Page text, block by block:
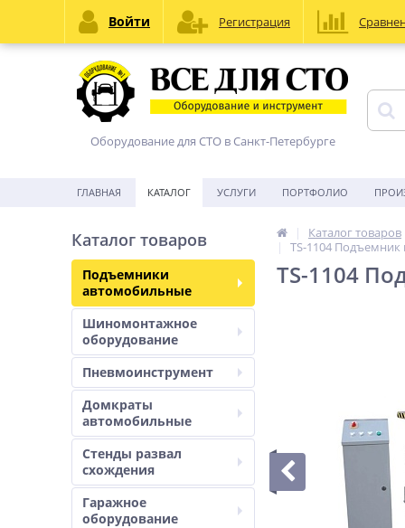
Оборудование для СТО в Санкт-Петербурге
ГЛАВНАЯ КАТАЛОГ УСЛУГИ ПОРТФОЛИО
Каталог товаров
Подъемники
автомобильные
Шиномонтажное
оборудование
Пневмоинструмент
Домкраты
автомобильные
Стенды развал
схождения
Гаражное
оборудование
Каталог товаров
TS-1104
TS-1104
Войти Регистрация